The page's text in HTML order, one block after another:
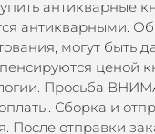
антикварные
антикварными.
могут быть
ценой
Просьба
Сборка и
отправки